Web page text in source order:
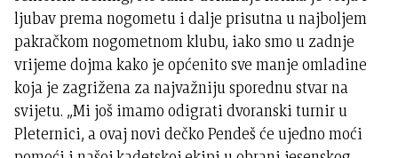
ljubav prema nogometu i dalje prisutna u najboljem
pakračkom nogometnom klubu, iako smo u zadnje
vrijeme dojma kako je općenito sve manje omladine
koja je zagrižena za najvažniju sporednu stvar na
svijetu. „Mi još imamo odigrati dvoranski turnir u
Pleternici, a ovaj novi dečko Pendeš će ujedno moći